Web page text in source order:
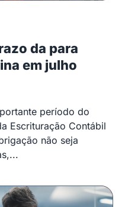
da para
em julho
período do
Escrituração Contábil
não seja